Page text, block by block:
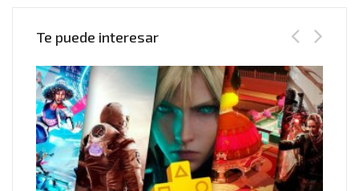
Te puede interesar